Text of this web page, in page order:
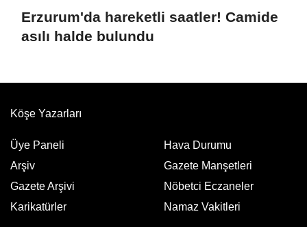
Erzurum'da hareketli saatler! Camide
asılı halde bulundu
Köşe Yazarları
Üye Paneli
Arşiv
Gazete Arşivi
Karikatürler
Hava Durumu
Gazete Manşetleri
Nöbetci Eczaneler
Namaz Vakitleri